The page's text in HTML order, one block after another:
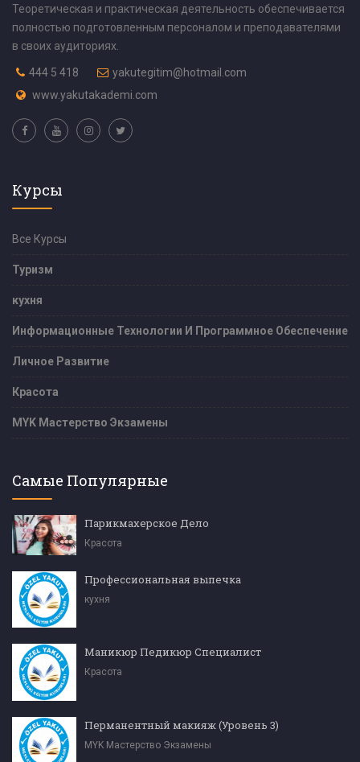
Теоретическая и практическая деятельность обеспечивается
полностью подготовленным персоналом и преподавателями
в своих аудиториях.
444 5 418
yakutegitim@hotmail.com
www.yakutakademi.com
Курсы
Все Курсы
Туризм
кухня
Информационные Технологии И Программное Обеспечение
Личное Развитие
Красота
MYK Мастерство Экзамены
Самые Популярные
Парикмахерское Дело
Красота
Профессиональная выпечка
кухня
Маникюр Педикюр Специалист
Красота
Перманентный макияж (Уровень 3)
MYK Мастерство Экзамены